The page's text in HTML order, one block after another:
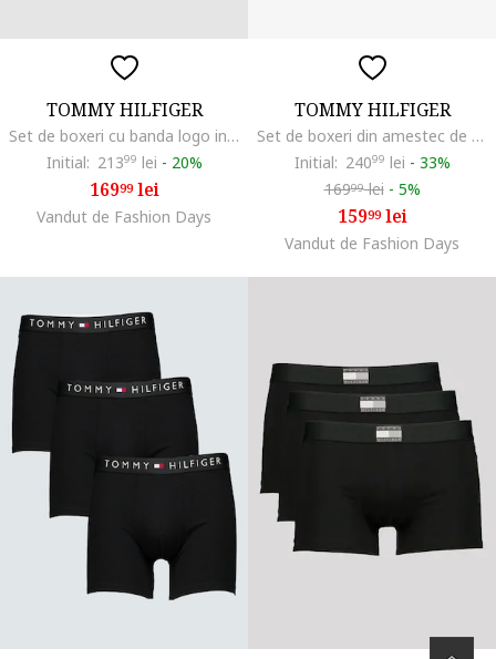
TOMMY HILFIGER
Set de boxeri cu banda logo in talie - 3 perechi, Negru
Initial: 21399 lei - 20%
16999lei
Vandut de Fashion Days
TOMMY HILFIGER
Set de boxeri din amestec de bumbac cu banda logo in talie - 3 perechi, Albastru ultramarin
Initial: 24099 lei - 33%
16999lei - 5%
15999lei
Vandut de Fashion Days